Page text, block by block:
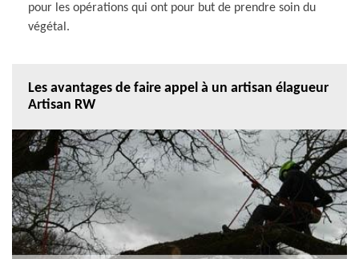
pour les opérations qui ont pour but de prendre soin du
végétal.
Les avantages de faire appel à un artisan élagueur
Artisan RW